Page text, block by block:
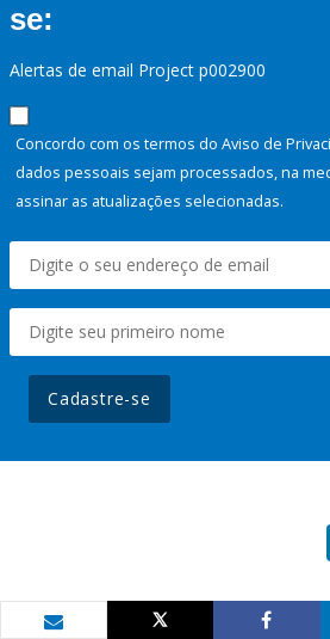
se:
Alertas de email Project p002900
Concordo com os termos do Aviso de
dados pessoais sejam processados, na
assinar as atualizações selecionadas.
Cadastre-se